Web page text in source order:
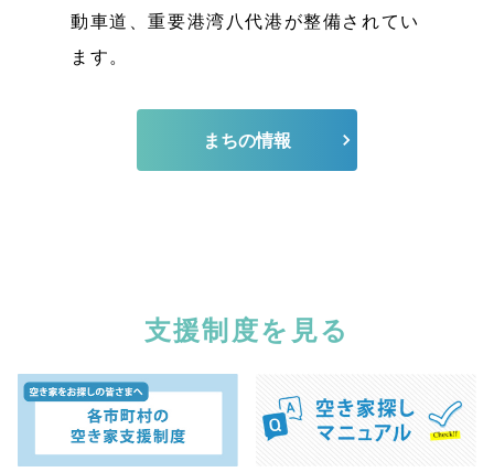
動車道、重要港湾八代港が整備されてい
ます。
まちの情報
支援制度を見る